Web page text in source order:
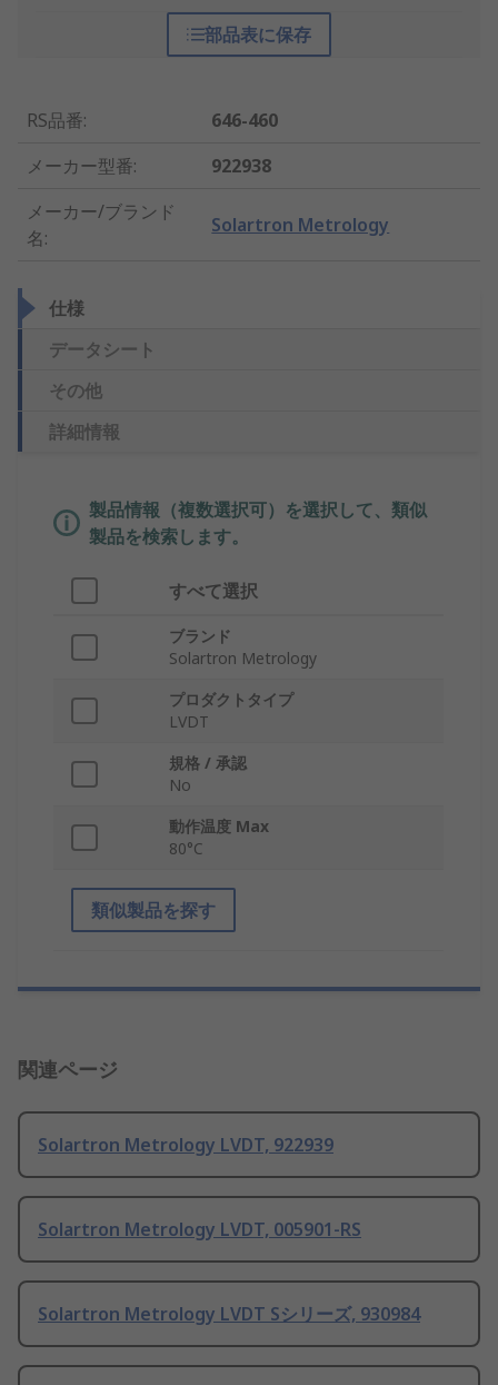
部品表に保存
RS品番:
646-460
メーカー型番:
922938
メーカー/ブランド
名:
Solartron Metrology
仕様
データシート
その他
詳細情報
製品情報（複数選択可）を選択して、類似
製品を検索します。
すべて選択
ブランド
Solartron Metrology
プロダクトタイプ
LVDT
規格 / 承認
No
動作温度 Max
80°C
類似製品を探す
関連ページ
Solartron Metrology LVDT, 922939
Solartron Metrology LVDT, 005901-RS
Solartron Metrology LVDT Sシリーズ, 930984